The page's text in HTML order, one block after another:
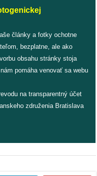
články a fotky ochotne
bezplatne, ale ako
obsahu stránky stoja
pomáha venovať sa webu
na transparentný účet
združenia Bratislava